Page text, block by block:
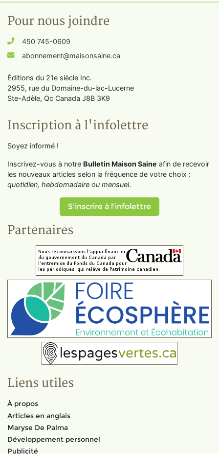
Pour nous joindre
450 745-0609
abonnement@maisonsaine.ca
Éditions du 21e siècle Inc.
2955, rue du Domaine-du-lac-Lucerne
Ste-Adèle, Qc Canada J8B 3K9
Inscription à l'infolettre
Soyez informé !
Inscrivez-vous à notre Bulletin Maison Saine afin de recevoir
les nouveaux articles selon la fréquence de votre choix :
quotidien, hebdomadaire ou mensuel.
S'inscrire à l'infolettre
Partenaires
Liens utiles
À propos
Articles en anglais
Maryse De Palma
Développement personnel
Publicité